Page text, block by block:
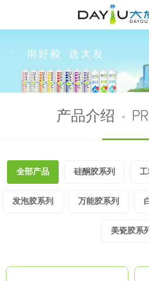
产品介绍 •
全部产品 硅酮胶系列 工
发泡胶系列 万能胶系列
美瓷胶系